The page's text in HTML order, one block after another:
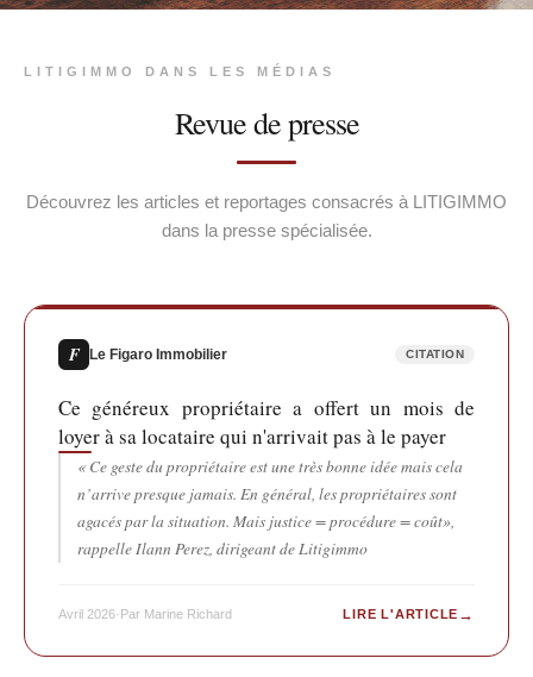
LITIGIMMO DANS LES MÉDIAS
Revue de presse
Découvrez les articles et reportages consacrés à LITIGIMMO
dans la presse spécialisée.
F Le Figaro Immobilier CITATION
Ce généreux propriétaire a offert un mois de
loyer à sa locataire qui n'arrivait pas à le payer
« Ce geste du propriétaire est une très bonne idée mais cela
n’arrive presque jamais. En général, les propriétaires sont
agacés par la situation. Mais justice = procédure = coût»,
rappelle Ilann Perez, dirigeant de Litigimmo
Avril 2026· Par Marine Richard LIRE L'ARTICLE →